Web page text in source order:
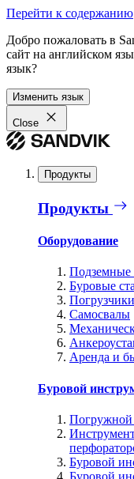
Перейти к содержанию
Добро пожаловать в
сайт на английском
язык?
Изменить язык
Close
Продукты
Продукты
Оборудование
Подземные
Буровые
Погрузчики
Самосвалы
Аренда и
Буровой
Погружной
Буровой
Буровой